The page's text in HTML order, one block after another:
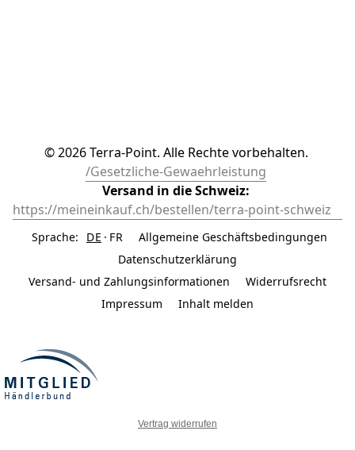
/Gesetzliche-Gewaehrleistung
Sprache: DE FR
Allgemeine Geschäftsbedingungen
Datenschutzerklärung
Versand- und Zahlungsinformationen
Widerrufsrecht
Impressum
Inhalt melden
Vertrag widerrufen